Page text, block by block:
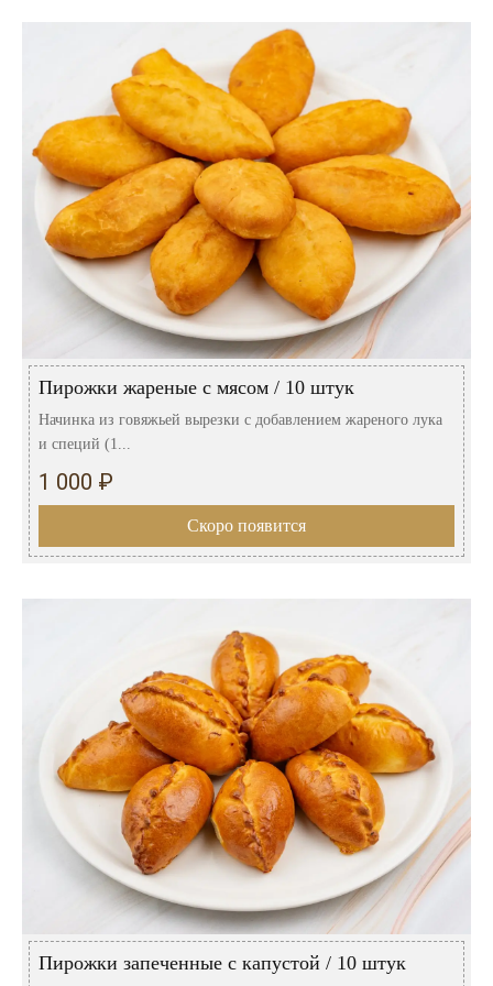
Пирожки жареные с мясом / 10 штук
Начинка из говяжьей вырезки с добавлением жареного лука
и специй (1...
1 000 ₽
Скоро появится
Пирожки запеченные с капустой / 10 штук